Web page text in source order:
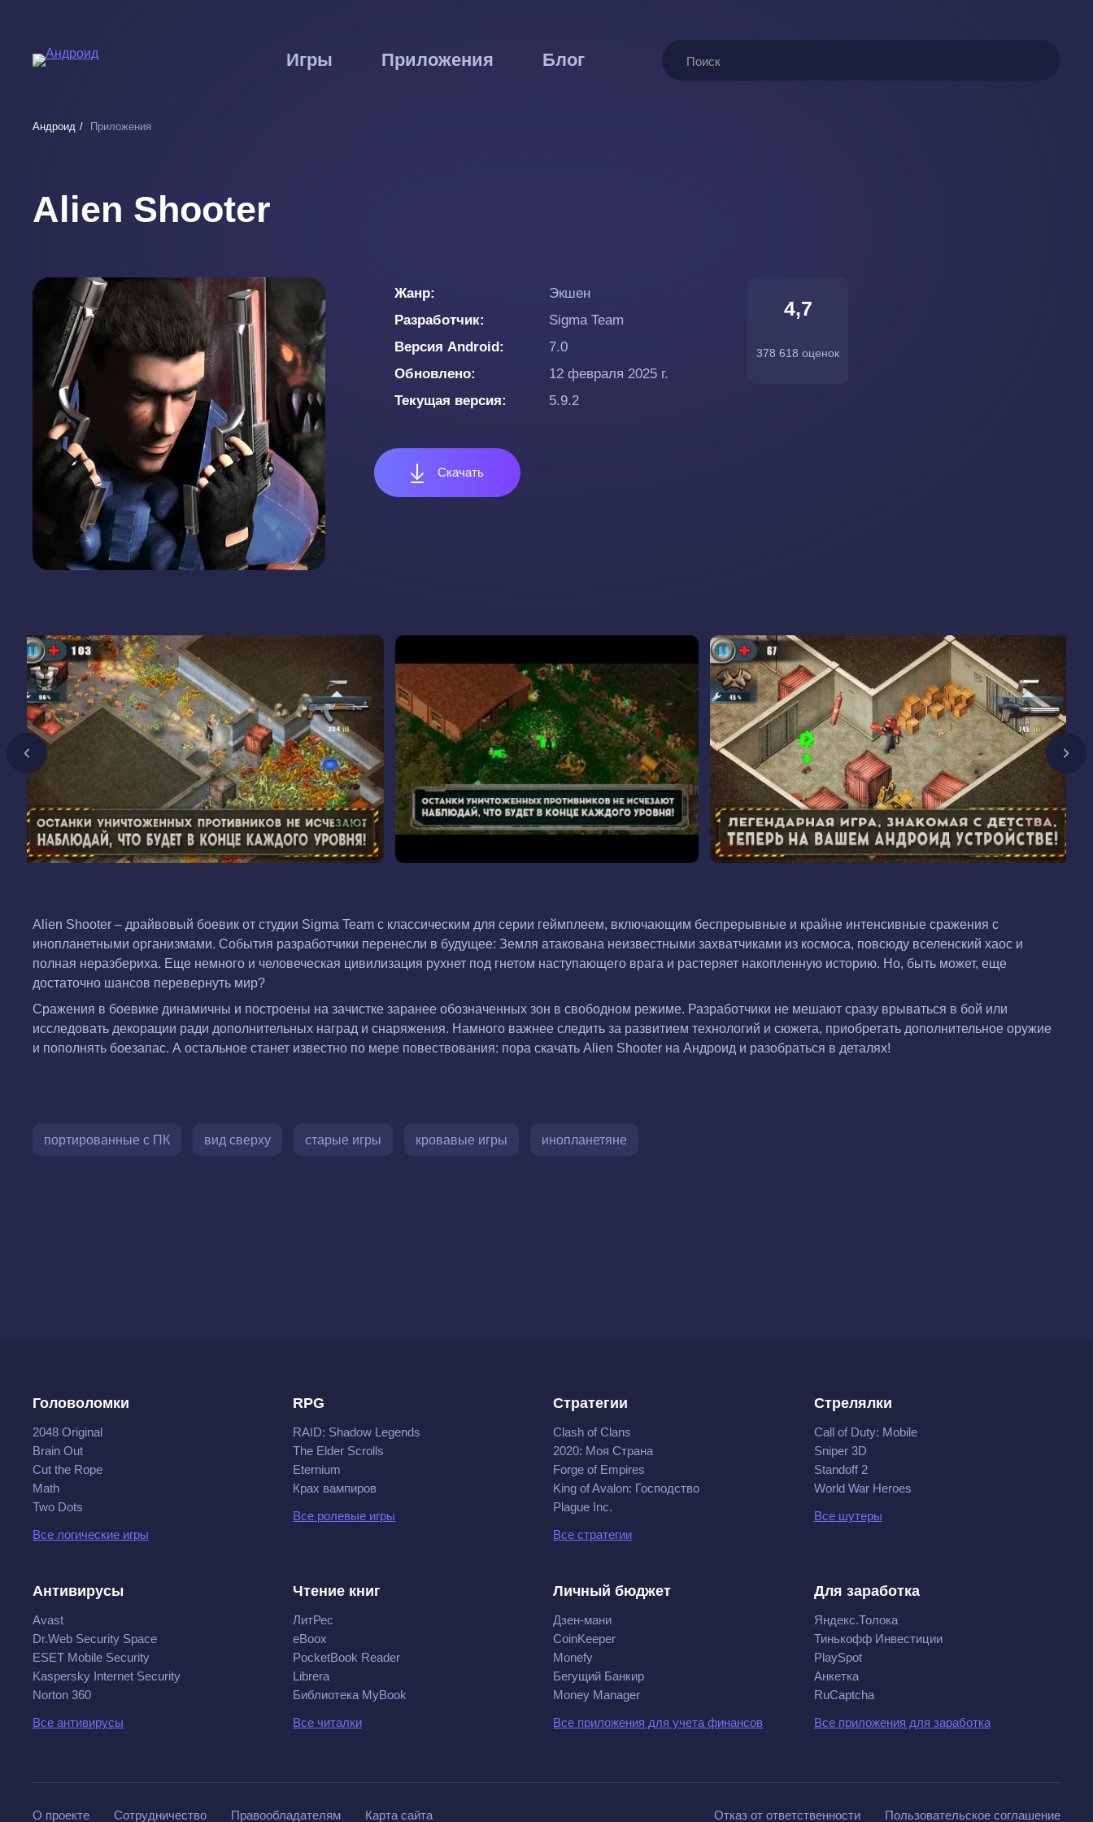
основному
Игры Приложения Блог Поиск
Андроид Приложения
Alien Shooter
Жанр
Экшен
Разработчик
Sigma Team
Версия Android
7.0
Обновлено
12 февраля 2025 г.
Текущая версия
5.9.2
Скачать
4,7
378 618 оценок
Alien Shooter – драйвовый боевик от студии Sigma Team с классическим для серии геймплеем, включающим беспрерывные и крайне интенсивные сражения с
инопланетными организмами. События разработчики перенесли в будущее: Земля атакована неизвестными захватчиками из космоса, повсюду вселенский хаос и
полная неразбериха. Еще немного и человеческая цивилизация рухнет под гнетом наступающего врага и растеряет накопленную историю. Но, быть может, еще
достаточно шансов перевернуть мир?
Сражения в боевике динамичны и построены на зачистке заранее обозначенных зон в свободном режиме. Разработчики не мешают сразу врываться в бой или
исследовать декорации ради дополнительных наград и снаряжения. Намного важнее следить за развитием технологий и сюжета, приобретать дополнительное оружие
и пополнять боезапас. А остальное станет известно по мере повествования: пора скачать Alien Shooter на Андроид и разобраться в деталях!
портированные с ПК вид сверху старые игры кровавые игры инопланетяне
Головоломки
2048 Original
Brain Out
Cut the Rope
Math
Two Dots
Все логические игры
RPG
RAID: Shadow Legends
The Elder Scrolls
Eternium
Крах вампиров
Все ролевые игры
Стратегии
Clash of Clans
2020: Моя Cтрана
Forge of Empires
King of Avalon: Господство
Plague Inc.
Все стратегии
Стрелялки
Call of Duty: Mobile
Sniper 3D
Standoff 2
World War Heroes
Все шутеры
Антивирусы
Avast
Dr.Web Security Space
ESET Mobile Security
Kaspersky Internet Security
Norton 360
Все антивирусы
Чтение книг
ЛитРес
eBoox
PocketBook Reader
Librera
Библиотека MyBook
Все читалки
Личный бюджет
Дзен-мани
CoinKeeper
Monefy
Бегущий Банкир
Money Manager
Все приложения для учета финансов
Для заработка
Яндекс.Толока
Тинькофф Инвестиции
PlaySpot
Анкетка
RuCaptcha
Все приложения для заработка
О проекте Сотрудничество Правообладателям Карта сайта Отказ от ответственности Пользовательское соглашение